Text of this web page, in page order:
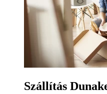
Szállítás